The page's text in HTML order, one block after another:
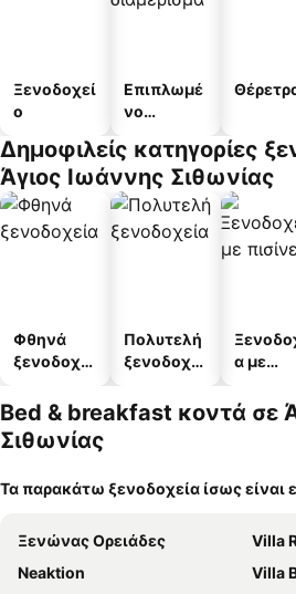
Ξενοδοχεί
ο
Επιπλωμέ
νο
α
Δημοφιλείς κατηγορίες
Άγιος Ιωάννης Σιθωνίας
Φθηνά
ξενοδοχεί
Πολυτελή
ξενοδοχεί
α με
Bed & breakfast κοντά σε
Σιθωνίας
Τα παρακάτω ξενοδοχεία ίσως είναι
Ξενώνας Ορειάδες
Villa
Neaktion
Villa